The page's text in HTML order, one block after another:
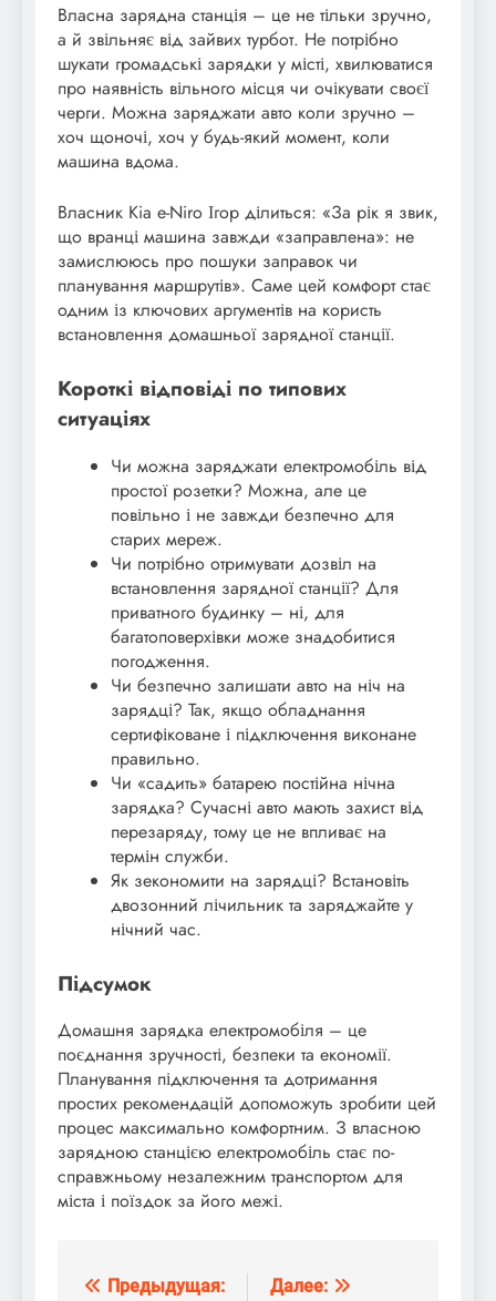
Власна зарядна станція – це не тільки зручно,
а й звільняє від зайвих турбот. Не потрібно
шукати громадські зарядки у місті, хвилюватися
про наявність вільного місця чи очікувати своєї
черги. Можна заряджати авто коли зручно –
хоч щоночі, хоч у будь-який момент, коли
машина вдома.
Власник Kia e-Niro Ігор ділиться: «За рік я звик,
що вранці машина завжди «заправлена»: не
замислююсь про пошуки заправок чи
планування маршрутів». Саме цей комфорт стає
одним із ключових аргументів на користь
встановлення домашньої зарядної станції.
Короткі відповіді по типових
ситуаціях
Чи можна заряджати електромобіль від
простої розетки? Можна, але це
повільно і не завжди безпечно для
старих мереж.
Чи потрібно отримувати дозвіл на
встановлення зарядної станції? Для
приватного будинку – ні, для
багатоповерхівки може знадобитися
погодження.
Чи безпечно залишати авто на ніч на
зарядці? Так, якщо обладнання
сертифіковане і підключення виконане
правильно.
Чи «садить» батарею постійна нічна
зарядка? Сучасні авто мають захист від
перезаряду, тому це не впливає на
термін служби.
Як зекономити на зарядці? Встановіть
двозонний лічильник та заряджайте у
нічний час.
Підсумок
Домашня зарядка електромобіля – це
поєднання зручності, безпеки та економії.
Планування підключення та дотримання
простих рекомендацій допоможуть зробити цей
процес максимально комфортним. З власною
зарядною станцією електромобіль стає по-
справжньому незалежним транспортом для
міста і поїздок за його межі.
Навигация
Предыдущая: Далее: